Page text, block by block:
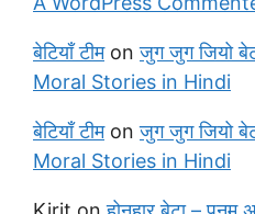
बेटियाँ टीमonजुग जुग जियो
Moral Stories in Hindi
बेटियाँ टीमonजुग जुग जियो
Moral Stories in Hindi